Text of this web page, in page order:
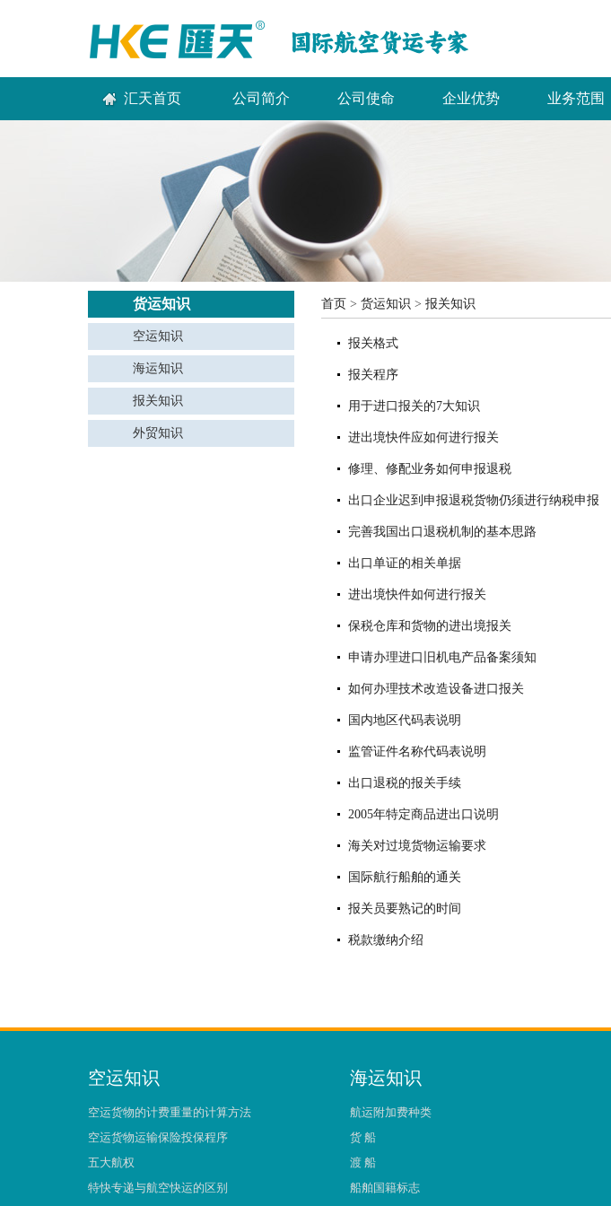
汇天首页 公司简介 公司使命 企业优势 业务范围
货运知识
空运知识
海运知识
报关知识
外贸知识
首页 > 货运知识 > 报关知识
报关格式
报关程序
用于进口报关的7大知识
进出境快件应如何进行报关
修理、修配业务如何申报退税
出口企业迟到申报退税货物仍须进行纳税申报
完善我国出口退税机制的基本思路
出口单证的相关单据
进出境快件如何进行报关
保税仓库和货物的进出境报关
申请办理进口旧机电产品备案须知
如何办理技术改造设备进口报关
国内地区代码表说明
监管证件名称代码表说明
出口退税的报关手续
2005年特定商品进出口说明
海关对过境货物运输要求
国际航行船舶的通关
报关员要熟记的时间
税款缴纳介绍
空运知识
空运货物的计费重量的计算方法
空运货物运输保险投保程序
五大航权
特快专递与航空快运的区别
海运知识
航运附加费种类
货 船
渡 船
船舶国籍标志